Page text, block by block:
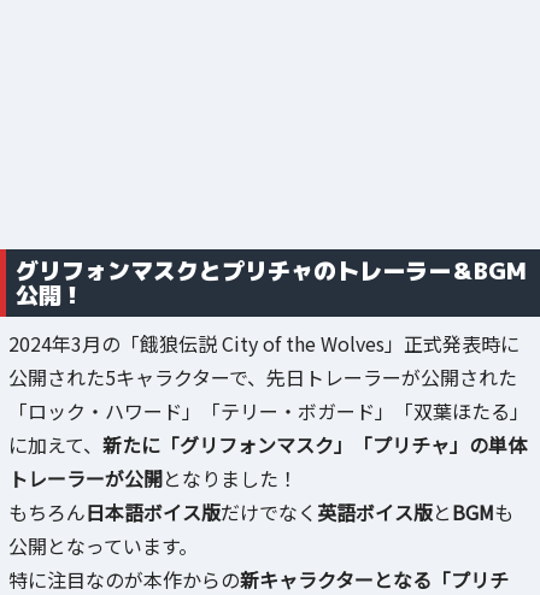
グリフォンマスクとプリチャのトレーラー＆BGM
公開！
2024年3月の「餓狼伝説 City of the Wolves」正式発表時に
公開された5キャラクターで、先日トレーラーが公開された
「ロック・ハワード」「テリー・ボガード」「双葉ほたる」
に加えて、 新たに「グリフォンマスク」「プリチャ」の単体
トレーラーが公開となりました！
もちろん日本語ボイス版だけでなく 英語ボイス版とBGMも
公開となっています。
特に注目なのが本作からの新キャラクターとなる「プリチ